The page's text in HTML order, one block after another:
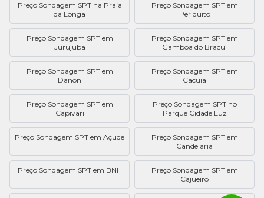
Preço Sondagem SPT na Praia
da Longa
Preço Sondagem SPT em
Periquito
Preço Sondagem SPT em
Jurujuba
Preço Sondagem SPT em
Gamboa do Bracuí
Preço Sondagem SPT em
Danon
Preço Sondagem SPT em
Cacuia
Preço Sondagem SPT em
Capivari
Preço Sondagem SPT no
Parque Cidade Luz
Preço Sondagem SPT em Açude
Preço Sondagem SPT em
Candelária
Preço Sondagem SPT em BNH
Preço Sondagem SPT em
Cajueiro